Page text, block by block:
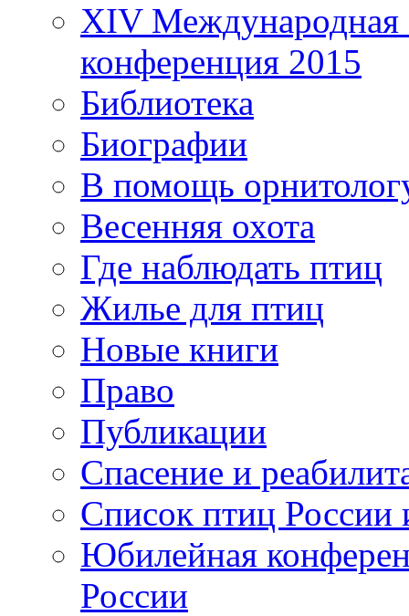
XIV Международная
конференция 2015
Библиотека
Биографии
В помощь
Весенняя охота
Где наблюдать птиц
Жилье для птиц
Новые книги
Право
Публикации
Спасение и
Список птиц России
Юбилейная
России